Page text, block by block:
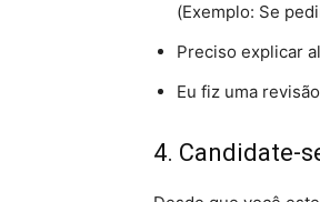
(Exemplo: Se
Preciso explicar
Eu fiz uma
4. Candidate-